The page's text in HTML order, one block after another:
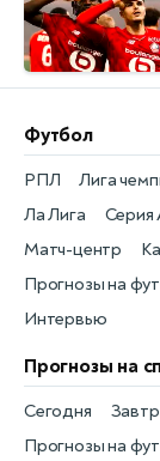
Футбол
РПЛ
Матч-центр
Лига
Прогнозы на
Ла Лига Серия
Интервью
Прогнозы на
Прогнозы на
Сегодня